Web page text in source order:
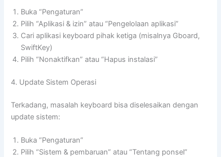
Buka “Pengaturan”
Pilih “Aplikasi & izin” atau “Pengelolaan aplikasi”
Cari aplikasi keyboard pihak ketiga (misalnya Gboard,
SwiftKey)
Pilih “Nonaktifkan” atau “Hapus instalasi”
4. Update Sistem Operasi
Terkadang, masalah keyboard bisa diselesaikan dengan
update sistem:
Buka “Pengaturan”
Pilih “Sistem & pembaruan” atau “Tentang ponsel”